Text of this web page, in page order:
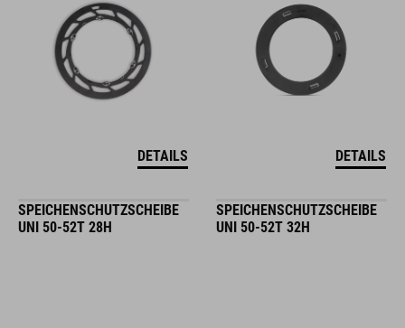
DETAILS DETAILS
SPEICHENSCHUTZSCHEIBE
UNI 50-52T 28H
SPEICHENSCHUTZSCHEIBE
UNI 50-52T 32H